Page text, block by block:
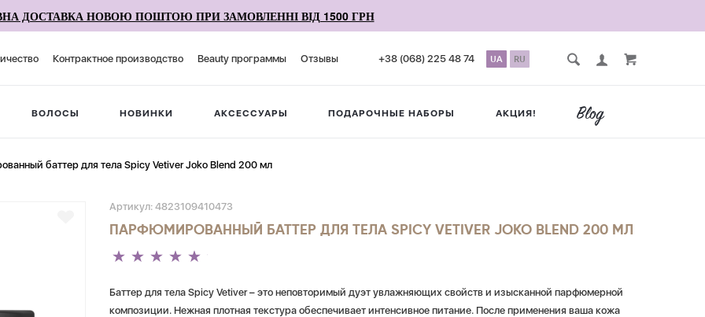
ДОСТАВКА НОВОЮ ПОШТОЮ ПРИ ЗАМОВЛЕННІ ВІД 1500 ГРН
+38 (068) 225 48 74 UA RU
Контрактное производство Beauty программы Отзывы
ВОЛОСЫ НОВИНКИ АКСЕССУАРЫ ПОДАРОЧНЫЕ НАБОРЫ АКЦИЯ!
баттер для тела Spicy Vetiver Joko Blend 200 мл
Артикул: 4823109410473
ПАРФЮМИРОВАННЫЙ БАТТЕР ДЛЯ ТЕЛА SPICY VETIVER JOKO BLEND 200 МЛ
Баттер для тела Spicy Vetiver – это неповторимый дуэт увлажняющих свойств и изысканной парфюмерной
композиции. Нежная плотная текстура обеспечивает интенсивное питание. После применения ваша кожа